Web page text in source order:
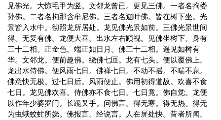
见佛光。大惊毛甲为竖。文邻龙曾已。更见三佛。一者名拘娄
孙佛。二者名拘那含牟尼佛。三者名迦叶佛。皆在树下坐。光
景皆入水中。彻照龙所居处。龙见佛光景如前。三佛光景世间
得。无复有佛。龙便大喜。出水左右顾视。见佛坐树下。身有
三十二相。正金色。端正如日月。佛三十二相。遥见如树有
华。文邻龙。便前趣佛。绕佛七匝。龙有七头。便以覆佛上。
龙出水侍佛。便风雨七日。佛禅七日。不动不摇。不喘不息。
佛意快无极。过七日后。风雨便止。佛用初得道故。欢喜不食
七日。龙见佛欢喜。侍佛亦不食七日。七日竟。佛自觉。龙便
以作年少婆罗门。长跪叉手。问佛言。得无寒。得无热。得无
为虫蛾蚊虻所娆。佛报言。经说言。人在屏处快。昔者所闻。